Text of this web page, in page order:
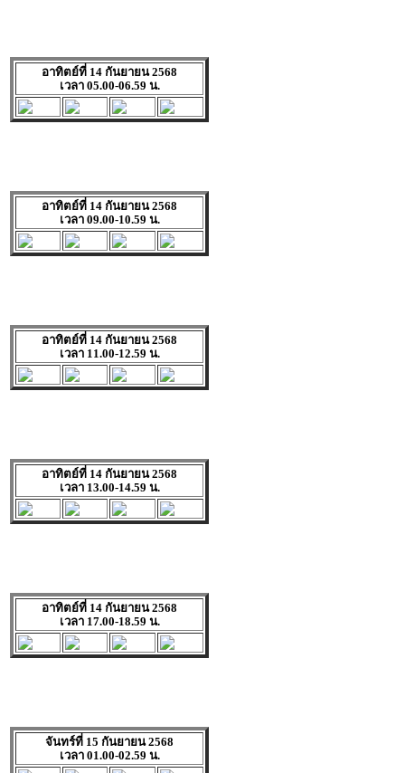
อาทิตย์ที่ 14 กันยายน 2568
เวลา 05.00-06.59 น.
อาทิตย์ที่ 14 กันยายน 2568
เวลา 09.00-10.59 น.
อาทิตย์ที่ 14 กันยายน 2568
เวลา 11.00-12.59 น.
อาทิตย์ที่ 14 กันยายน 2568
เวลา 13.00-14.59 น.
อาทิตย์ที่ 14 กันยายน 2568
เวลา 17.00-18.59 น.
จันทร์ที่ 15 กันยายน 2568
เวลา 01.00-02.59 น.